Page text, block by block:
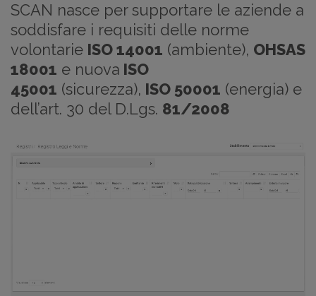
SCAN nasce per supportare le aziende a
soddisfare i requisiti delle norme
volontarie ISO 14001 (ambiente), OHSAS
18001 e nuova ISO
45001 (sicurezza), ISO 50001 (energia) e
dell’art. 30 del D.Lgs. 81/2008